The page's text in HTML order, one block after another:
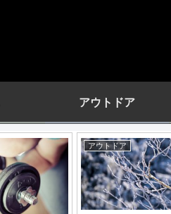
アウトドア
エンタメ